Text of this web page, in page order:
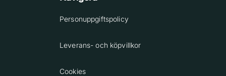
Personuppgiftspolicy
Leverans- och köpvillkor
Cookies